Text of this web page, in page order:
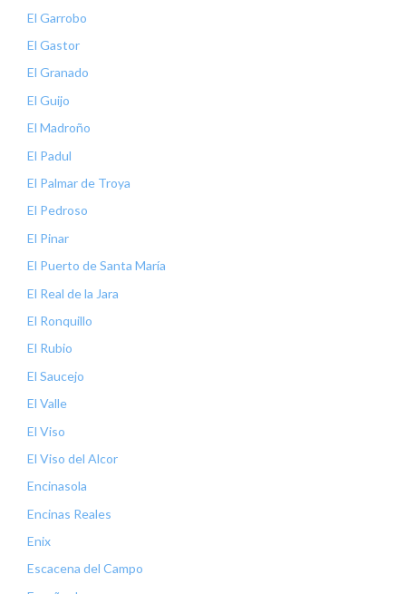
El Garrobo
El Gastor
El Granado
El Guijo
El Madroño
El Padul
El Palmar de Troya
El Pedroso
El Pinar
El Puerto de Santa María
El Real de la Jara
El Ronquillo
El Rubio
El Saucejo
El Valle
El Viso
El Viso del Alcor
Encinasola
Encinas Reales
Enix
Escacena del Campo